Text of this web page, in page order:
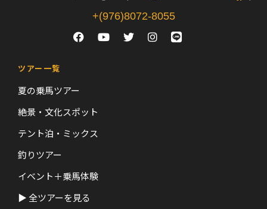
+(976)8072-8055
ツアー一覧
夏の乗馬ツアー
絶景・文化スポット
テント泊・ミックス
釣りツアー
イベント＋乗馬体験
▶ 全ツアーを見る